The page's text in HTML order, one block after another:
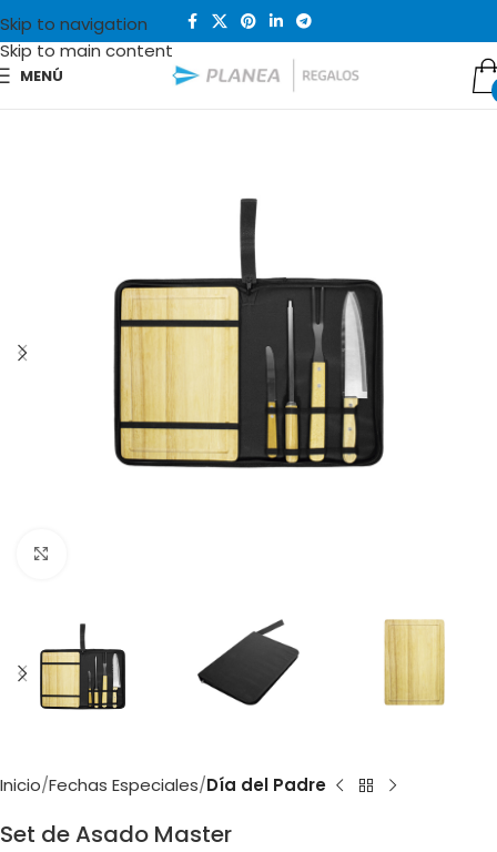
Skip to navigation
Skip to main content
MENÚ
Inicio Fechas Especiales Día del Padre
Set de Asado Master